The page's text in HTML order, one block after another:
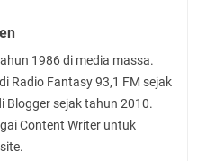
1986 di media massa.
Radio Fantasy 93,1 FM sejak
Blogger sejak tahun 2010.
Content Writer untuk